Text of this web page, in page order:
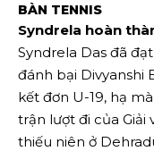
BÀN TENNIS
Syndrela hoàn
Syndrela Das đã
đánh bại Divyanshi
kết đơn U-19, hạ
trận lượt đi của Giải
thiếu niên ở